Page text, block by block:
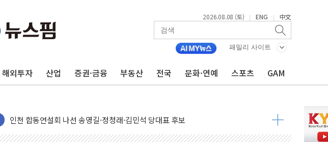
2026.08.08 (토) | ENG | 中文
패밀리 사이트
해외투자 산업 증권·금융 부동산 전국 문화·연예 스포츠 GAM
울진·영덕 '호우특보'-포항 '산사태 주의보'...경북도, 호우 피해·통제구간 없어
김민석, 2주차 제주·인천 경선서 정청래에 승리...47.75% vs 42.08%
인사하는 김민석 당대표 후보